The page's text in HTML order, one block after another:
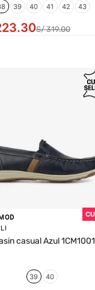
39 40 41 42 43
.30S/ 319.00
casual Azul 1CM1001
39 40